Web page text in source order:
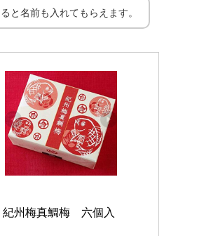
と名前も入れてもらえます。
紀州梅真鯛梅　六個入